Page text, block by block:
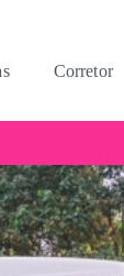
Corretor